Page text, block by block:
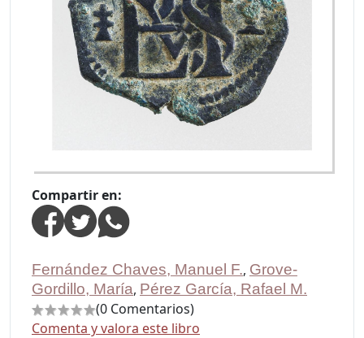
Compartir en:
Fernández Chaves, Manuel F., Grove-
Gordillo, María, Pérez García, Rafael M.
(0 Comentarios)
Comenta y valora este libro